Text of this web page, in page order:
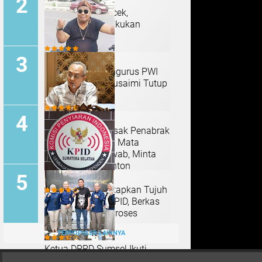
Pentingnya Croscek,
Bagaimana Melakukan
Croscek Efektif
Anggota dan Pengurus PWI
Sumsel Amhar Yusaimi Tutup
Usia
DPRD Sumsel Desak Penabrak
Jembatan Merah Mata
Bertanggung Jawab, Minta
Pengawasan Ponton
Diperketat
DPRD Sumsel Tetapkan Tujuh
Calon Anggota KPID, Berkas
Kini Menunggu Proses
Pelantikan
Ketua DPRD Sumsel Ikuti
TERPOPULER LAINNYA